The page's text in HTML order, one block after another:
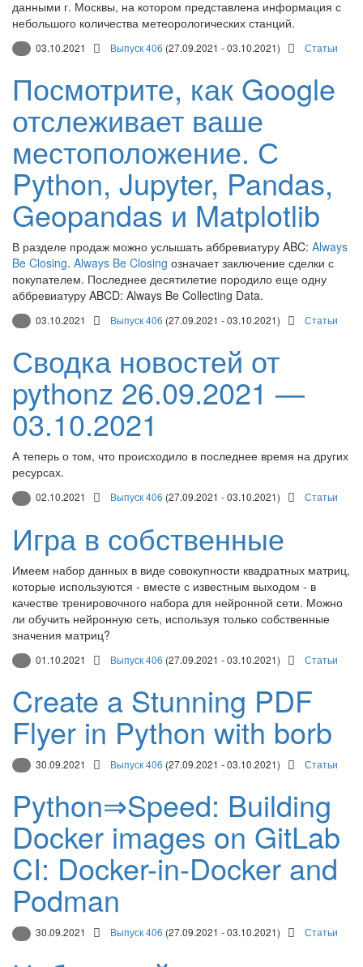
данными г. Москвы, на котором представлена информация с
небольшого количества метеорологических станций.
03.10.2021 Выпуск 406 (27.09.2021 - 03.10.2021) Статьи
Посмотрите, как Google
отслеживает ваше
местоположение. С
Python, Jupyter, Pandas,
Geopandas и Matplotlib
В разделе продаж можно услышать аббревиатуру ABC: Always
Be Closing. Always Be Closing означает заключение сделки с
покупателем. Последнее десятилетие породило еще одну
аббревиатуру ABCD: Always Be Collecting Data.
03.10.2021 Выпуск 406 (27.09.2021 - 03.10.2021) Статьи
Сводка новостей от
pythonz 26.09.2021 —
03.10.2021
А теперь о том, что происходило в последнее время на других
ресурсах.
02.10.2021 Выпуск 406 (27.09.2021 - 03.10.2021) Статьи
Игра в собственные
Имеем набор данных в виде совокупности квадратных матриц,
которые используются - вместе с известным выходом - в
качестве тренировочного набора для нейронной сети. Можно
ли обучить нейронную сеть, используя только собственные
значения матриц?
01.10.2021 Выпуск 406 (27.09.2021 - 03.10.2021) Статьи
Create a Stunning PDF
Flyer in Python with borb
30.09.2021 Выпуск 406 (27.09.2021 - 03.10.2021) Статьи
Python⇒Speed: Building
Docker images on GitLab
CI: Docker-in-Docker and
Podman
30.09.2021 Выпуск 406 (27.09.2021 - 03.10.2021) Статьи